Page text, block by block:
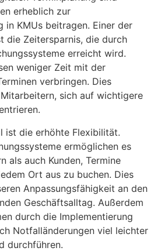
erheblich zur
in KMUs beitragen. Einer der
die Zeitersparnis, die durch
erreicht wird.
weniger Zeit mit der
verbringen. Dies
sich auf wichtigere
ist die erhöhte Flexibilität.
ermöglichen es
als auch Kunden, Termine
Ort aus zu buchen. Dies
Anpassungsfähigkeit an den
Geschäftsalltag. Außerdem
durch die Implementierung
Notfalländerungen viel leichter
durchführen.